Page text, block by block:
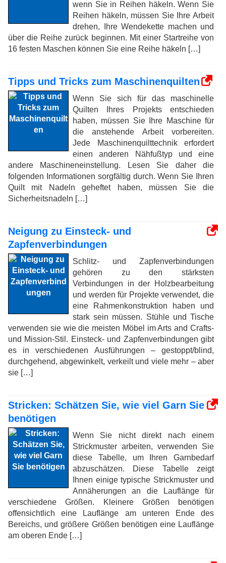
wenn Sie in Reihen häkeln. Wenn Sie
Reihen häkeln, müssen Sie Ihre Arbeit
drehen, Ihre Wendekette machen und
über die Reihe zurück beginnen. Mit einer Startreihe von
16 festen Maschen können Sie eine Reihe häkeln […]
Tipps und Tricks zum Maschinenquilten
Wenn Sie sich für das maschinelle
Quilten Ihres Projekts entschieden
haben, müssen Sie Ihre Maschine für
die anstehende Arbeit vorbereiten.
Jede Maschinenquilttechnik erfordert
einen anderen Nähfußtyp und eine
andere Maschineneinstellung. Lesen Sie daher die
folgenden Informationen sorgfältig durch. Wenn Sie Ihren
Quilt mit Nadeln geheftet haben, müssen Sie die
Sicherheitsnadeln […]
Neigung zu Einsteck- und
Zapfenverbindungen
Schlitz- und Zapfenverbindungen
gehören zu den stärksten
Verbindungen in der Holzbearbeitung
und werden für Projekte verwendet, die
eine Rahmenkonstruktion haben und
stark sein müssen. Stühle und Tische
verwenden sie wie die meisten Möbel im Arts and Crafts-
und Mission-Stil. Einsteck- und Zapfenverbindungen gibt
es in verschiedenen Ausführungen – gestoppt/blind,
durchgehend, abgewinkelt, verkeilt und viele mehr – aber
sie […]
Stricken: Schätzen Sie, wie viel Garn Sie
benötigen
Wenn Sie nicht direkt nach einem
Strickmuster arbeiten, verwenden Sie
diese Tabelle, um Ihren Garnbedarf
abzuschätzen. Diese Tabelle zeigt
Ihnen einige typische Strickmuster und
Annäherungen an die Lauflänge für
verschiedene Größen. Kleinere Größen benötigen
offensichtlich eine Lauflänge am unteren Ende des
Bereichs, und größere Größen benötigen eine Lauflänge
am oberen Ende […]